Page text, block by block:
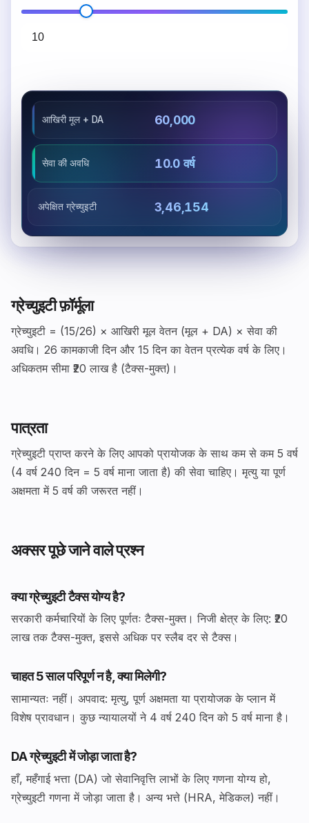
आखिरी मूल + DA ₹60,000
सेवा की अवधि 10.0 वर्ष
अपेक्षित ग्रेच्युइटी ₹3,46,154
ग्रेच्युइटी फ़ॉर्मूला
ग्रेच्युइटी = (15/26) × आखिरी मूल वेतन (मूल + DA) × सेवा की
अवधि। 26 कामकाजी दिन और 15 दिन का वेतन प्रत्येक वर्ष के लिए।
अधिकतम सीमा ₹20 लाख है (टैक्स-मुक्त)।
पात्रता
ग्रेच्युइटी प्राप्त करने के लिए आपको प्रायोजक के साथ कम से कम 5 वर्ष
(4 वर्ष 240 दिन = 5 वर्ष माना जाता है) की सेवा चाहिए। मृत्यु या पूर्ण
अक्षमता में 5 वर्ष की जरूरत नहीं।
अक्सर पूछे जाने वाले प्रश्न
क्या ग्रेच्युइटी टैक्स योग्य है?
सरकारी कर्मचारियों के लिए पूर्णतः टैक्स-मुक्त। निजी क्षेत्र के लिए: ₹20
लाख तक टैक्स-मुक्त, इससे अधिक पर स्लैब दर से टैक्स।
चाहत 5 साल परिपूर्ण न है, क्या मिलेगी?
सामान्यतः नहीं। अपवाद: मृत्यु, पूर्ण अक्षमता या प्रायोजक के प्लान में
विशेष प्रावधान। कुछ न्यायालयों ने 4 वर्ष 240 दिन को 5 वर्ष माना है।
DA ग्रेच्युइटी में जोड़ा जाता है?
हाँ, महँगाई भत्ता (DA) जो सेवानिवृत्ति लाभों के लिए गणना योग्य हो,
ग्रेच्युइटी गणना में जोड़ा जाता है। अन्य भत्ते (HRA, मेडिकल) नहीं।